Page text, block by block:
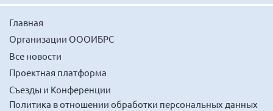
Главная
Организации ОООИБРС
Все новости
Проектная платформа
Съезды и Конференции
Политика в отношении обработки персональных данных